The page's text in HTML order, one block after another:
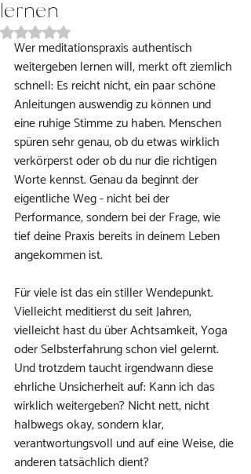
lernen
Mit NaN von 5 Sternen bewertet.
Wer meditationspraxis authentisch
weitergeben lernen will, merkt oft ziemlich
schnell: Es reicht nicht, ein paar schöne
Anleitungen auswendig zu können und
eine ruhige Stimme zu haben. Menschen
spüren sehr genau, ob du etwas wirklich
verkörperst oder ob du nur die richtigen
Worte kennst. Genau da beginnt der
eigentliche Weg - nicht bei der
Performance, sondern bei der Frage, wie
tief deine Praxis bereits in deinem Leben
angekommen ist.
Für viele ist das ein stiller Wendepunkt.
Vielleicht meditierst du seit Jahren,
vielleicht hast du über Achtsamkeit, Yoga
oder Selbsterfahrung schon viel gelernt.
Und trotzdem taucht irgendwann diese
ehrliche Unsicherheit auf: Kann ich das
wirklich weitergeben? Nicht nett, nicht
halbwegs okay, sondern klar,
verantwortungsvoll und auf eine Weise, die
anderen tatsächlich dient?